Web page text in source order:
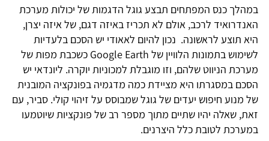
במהלך כנס המפתחים תבצע גוגל הדגמות של יכולות מערכת
האנדרואיד לרכב, אולם לא תכריז באיזה דגם, של איזה יצרן,
היא תוצע לראשונה. נכון להיום לאאודי יש הסכם בלעדיות
לשימוש בתמונות הלוויין של Google Earth כשכבת מפות של
מערכת הניווט שלהם, וזו מוגבלת למכוניות יוקרה. ליונדאי יש
הסכם במסגרתו היא מציידת כמה מדגמיה בפונקציה המובנית
של מנוע חיפוש יעדים של גוגל שמבוסס על זיהוי קולי. סביר, עם
זאת, שאלה יהיו שתיים מתוך מספר רב של פונקציות שיוטמעו
במערכת לטובת כלל היצרנים.